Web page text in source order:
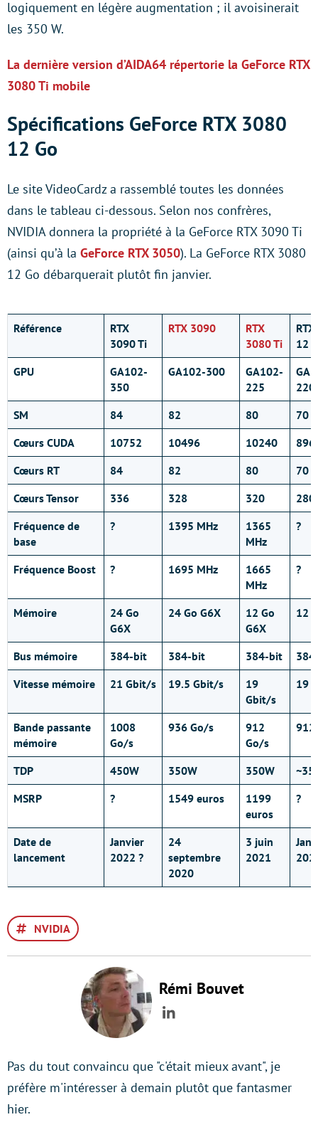
logiquement en légère augmentation ; il avoisinerait
les 350 W.
La dernière version d’AIDA64 répertorie la GeForce RTX
3080 Ti mobile
Spécifications GeForce RTX 3080
12 Go
Le site VideoCardz a rassemblé toutes les données
dans le tableau ci-dessous. Selon nos confrères,
NVIDIA donnera la propriété à la GeForce RTX 3090 Ti
(ainsi qu’à la GeForce RTX 3050). La GeForce RTX 3080
12 Go débarquerait plutôt fin janvier.
Référence
RTX
3090 Ti
RTX 3090
RTX
3080 Ti
12
GPU
GA102-
350
GA102-300
GA102-
225
220
SM
84 82 80
70
Cœurs CUDA
10752 10496 10240
Cœurs RT
84 82 80
70
Cœurs Tensor
336 328 320
280
Fréquence de
base
? 1395 MHz
1365
MHz
?
Fréquence Boost ? 1695 MHz
1665
MHz
?
Mémoire
24 Go
G6X
24 Go G6X
12 Go
G6X
12
Bus mémoire 384-bit 384-bit 384-bit
Vitesse mémoire
21 Gbit/s 19.5 Gbit/s
19
Gbit/s
19
Bande passante
mémoire
1008
Go/s
936 Go/s
912
Go/s
912
TDP 450W 350W 350W
MSRP
? 1549 euros
1199
euros
?
Date de
lancement
Janvier
2022 ?
24
septembre
2020
3 juin
2021
NVIDIA
Rémi Bouvet
LinkedIn
Pas du tout convaincu que "c'était mieux avant", je
préfère m'intéresser à demain plutôt que fantasmer
hier.